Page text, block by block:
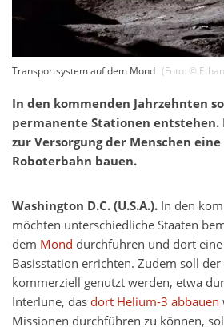
Transportsystem auf dem Mond (Foto: ©
In den kommenden Jahrzehnten
permanente Stationen entstehen.
zur Versorgung der Menschen
Roboterbahn bauen.
Washington D.C. (U.S.A.). In den
möchten unterschiedliche Staaten
dem Mond durchführen und dort
Basisstation errichten. Zudem soll
kommerziell genutzt werden, etwa
Interlune, das dort Helium-3 abbauen
Missionen durchführen zu können,